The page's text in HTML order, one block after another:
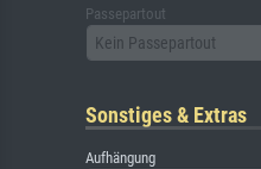
Passepartout
Kein Passepartout
Sonstiges & Extras
Aufhängung